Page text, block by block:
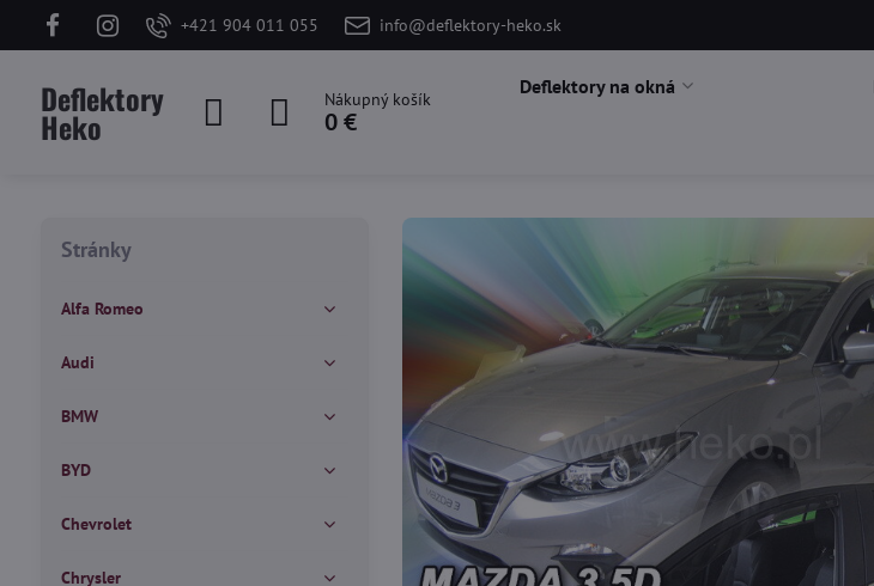
+421 904 011 055 info@deflektory-heko.sk
Deflektory
Heko
Nákupný košík
0 €
Deflektory na okná
Stránky
Alfa Romeo
Audi
BMW
BYD
Chevrolet
Chrysler